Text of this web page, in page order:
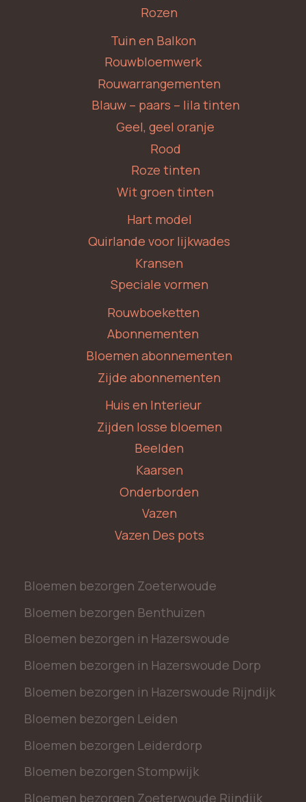
Rozen
Tuin en Balkon
Rouwbloemwerk
Rouwarrangementen
Blauw – paars – lila tinten
Geel, geel oranje
Rood
Roze tinten
Wit groen tinten
Hart model
Quirlande voor lijkwades
Kransen
Speciale vormen
Rouwboeketten
Abonnementen
Bloemen abonnementen
Zijde abonnementen
Huis en Interieur
Zijden losse bloemen
Beelden
Kaarsen
Onderborden
Vazen
Vazen Des pots
Bloemen bezorgen Zoeterwoude
Bloemen bezorgen Benthuizen
Bloemen bezorgen in Hazerswoude
Bloemen bezorgen in Hazerswoude Dorp
Bloemen bezorgen in Hazerswoude Rijndijk
Bloemen bezorgen Leiden
Bloemen bezorgen Leiderdorp
Bloemen bezorgen Stompwijk
Bloemen bezorgen Zoeterwoude Rijndijk